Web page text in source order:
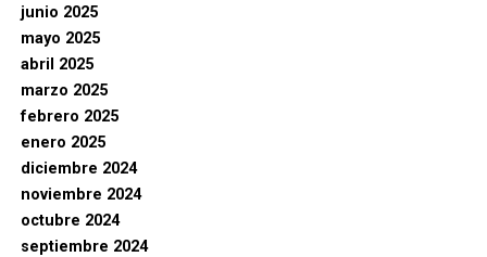
junio 2025
mayo 2025
abril 2025
marzo 2025
febrero 2025
enero 2025
diciembre 2024
noviembre 2024
octubre 2024
septiembre 2024